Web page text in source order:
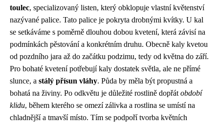
toulec, specializovaný listen, který obklopuje vlastní květenství
nazývané palice. Tato palice je pokryta drobnými kvítky. U kal
se setkáváme s poměrně dlouhou dobou kvetení, která závisí na
podmínkách pěstování a konkrétním druhu. Obecně kaly kvetou
od pozdního jara až do začátku podzimu, tedy od května do září.
Pro bohaté kvetení potřebují kaly dostatek světla, ale ne přímé
slunce, a stálý přísun vláhy. Půda by měla být propustná a
bohatá na živiny. Po odkvětu je důležité rostlině dopřát období
klidu, během kterého se omezí zálivka a rostlina se umístí na
chladnější a tmavší místo. Tím se podpoří tvorba květních